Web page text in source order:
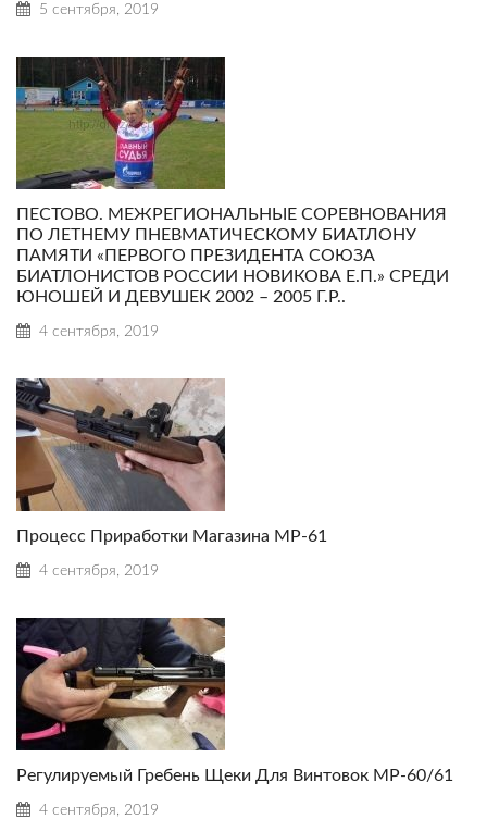
5 сентября, 2019
ПЕСТОВО. МЕЖРЕГИОНАЛЬНЫЕ СОРЕВНОВАНИЯ
ПО ЛЕТНЕМУ ПНЕВМАТИЧЕСКОМУ БИАТЛОНУ
ПАМЯТИ «ПЕРВОГО ПРЕЗИДЕНТА СОЮЗА
БИАТЛОНИСТОВ РОССИИ НОВИКОВА Е.П.» СРЕДИ
ЮНОШЕЙ И ДЕВУШЕК 2002 – 2005 Г.Р..
4 сентября, 2019
Процесс Приработки Магазина МР-61
4 сентября, 2019
Регулируемый Гребень Щеки Для Винтовок МР-60/61
4 сентября, 2019